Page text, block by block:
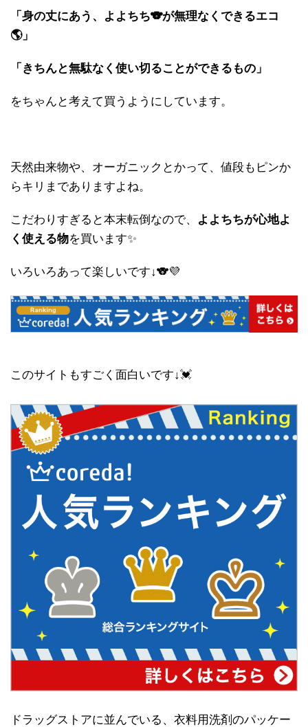
「身の丈にあう、よよちち🐨が無理なくできるエコ
🌎」
「きちんと無駄なく使い切ることができるもの」
をちゃんと考えて買うようにしています。
天然由来物や、オーガニックとかって、値段もピンか
らキリまでありますよね。
こだわりすぎると本末転倒なので、
よよちちが心地よ
く使える物を買います✨
いろいろあって楽しいです↓🐨💜
このサイトもすごく面白いです↓💓
ドラッグストアに並んでいる、衣料用洗剤のパッケー